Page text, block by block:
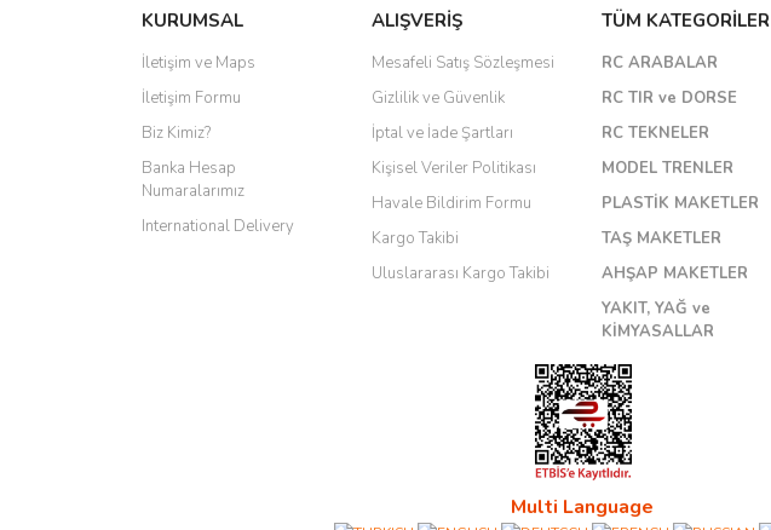
KURUMSAL
İletişim ve Maps
İletişim Formu
Biz Kimiz?
Banka Hesap
Numaralarımız
International Delivery
ALIŞVERİŞ
Mesafeli Satış Sözleşmesi
Gizlilik ve Güvenlik
İptal ve İade Şartları
Kişisel Veriler Politikası
Havale Bildirim Formu
Kargo Takibi
Uluslararası Kargo Takibi
TÜM KATEGORİLER
RC ARABALAR
RC TIR ve DORSE
RC TEKNELER
MODEL TRENLER
PLASTİK MAKETLER
TAŞ MAKETLER
AHŞAP MAKETLER
YAKIT, YAĞ ve
KİMYASALLAR
Multi Language